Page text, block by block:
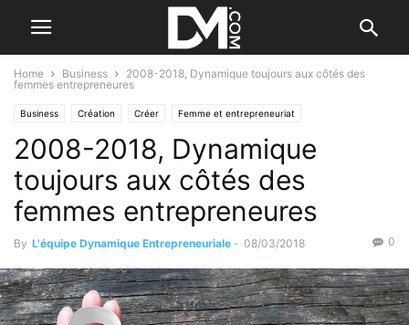
Home Business
2008-2018, Dynamique toujours aux côtés des
femmes entrepreneures
Business Création Créer Femme et entrepreneuriat
2008-2018, Dynamique
toujours aux côtés des
femmes entrepreneures
By L'équipe Dynamique Entrepreneuriale - 08/03/2018 0